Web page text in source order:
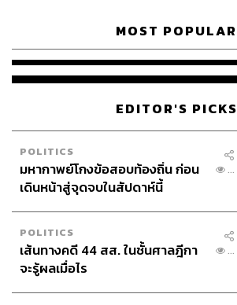
MOST POPULAR
EDITOR'S PICKS
POLITICS
มหากาพย์โกงข้อสอบท้องถิ่น ก่อน
เดินหน้าสู่จุดจบในสัปดาห์นี้
...
POLITICS
เส้นทางคดี 44 สส. ในชั้นศาลฎีกา
จะรู้ผลเมื่อไร
...